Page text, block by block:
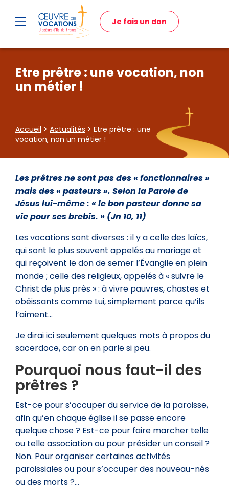
Je fais un don
Etre prêtre : une vocation, non
un métier !
Accueil > Actualités > Etre prêtre : une
vocation, non un métier !
Les prêtres ne sont pas des « fonctionnaires »
mais des « pasteurs ». Selon la Parole de
Jésus lui-même : « le bon pasteur donne sa
vie pour ses brebis. » (Jn 10, 11)
Les vocations sont diverses : il y a celle des laïcs,
qui sont le plus souvent appelés au mariage et
qui reçoivent le don de semer l’Évangile en plein
monde ; celle des religieux, appelés à « suivre le
Christ de plus près » : à vivre pauvres, chastes et
obéissants comme Lui, simplement parce qu’ils
l’aiment…
Je dirai ici seulement quelques mots à propos du
sacerdoce, car on en parle si peu.
Pourquoi nous faut-il des
prêtres ?
Est-ce pour s’occuper du service de la paroisse,
afin qu’en chaque église il se passe encore
quelque chose ? Est-ce pour faire marcher telle
ou telle association ou pour présider un conseil ?
Non. Pour organiser certaines activités
paroissiales ou pour s’occuper des nouveau-nés
ou des morts ?…